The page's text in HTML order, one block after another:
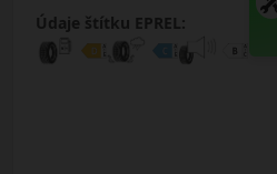
Údaje štítku EPREL: